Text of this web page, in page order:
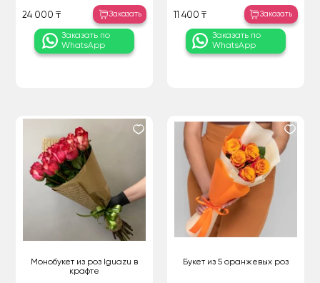
24 000 ₸ Заказать
Заказать по
WhatsApp
11 400 ₸ Заказать
Заказать по
WhatsApp
Монобукет из роз Iguazu в
крафте
Букет из 5 оранжевых роз